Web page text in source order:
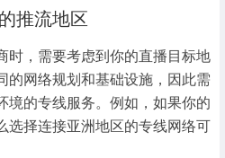
推流地区
时，需要考虑到你的直播目标地
的网络规划和基础设施，因此需
境的专线服务。例如，如果你的
选择连接亚洲地区的专线网络可